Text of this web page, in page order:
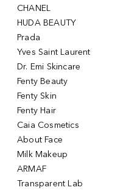
CHANEL
HUDA BEAUTY
Prada
Yves Saint Laurent
Dr. Emi Skincare
Fenty Beauty
Fenty Skin
Fenty Hair
Caia Cosmetics
About Face
Milk Makeup
ARMAF
Transparent Lab